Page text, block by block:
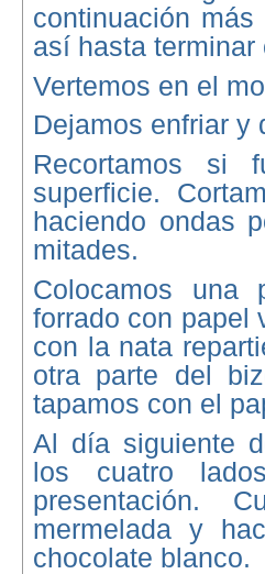
continuación
así hasta terminar
Vertemos en el
Dejamos enfriar y
Recortamos si
superficie.
haciendo ondas
mitades.
Colocamos
forrado con papel
con la nata
otra parte del
tapamos con el
Al día siguiente
los cuatro
presentación.
mermelada y
chocolate blanco.